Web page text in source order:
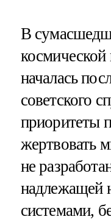
В
космической
началась
советского
приоритеты
жертвовать
не
надлежащей
системами,